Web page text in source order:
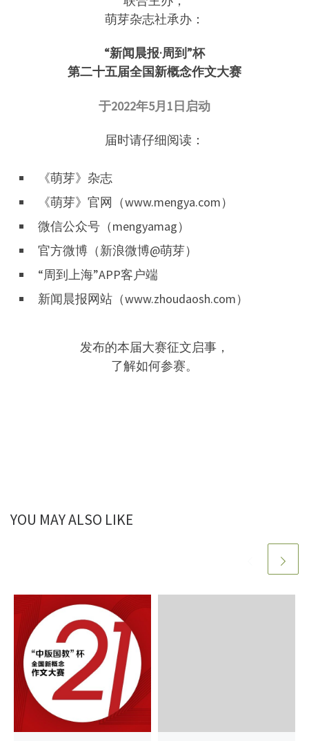
萌芽杂志社承办：
“新闻晨报·周到”杯
第二十五届全国新概念作文大赛
于2022年5月1日启动
届时请仔细阅读：
《萌芽》杂志
《萌芽》官网（www.mengya.com）
微信公众号（mengyamag）
官方微博（新浪微博@萌芽）
“周到上海”APP客户端
新闻晨报网站（www.zhoudaosh.com）
发布的本届大赛征文启事，
了解如何参赛。
YOU MAY ALSO LIKE